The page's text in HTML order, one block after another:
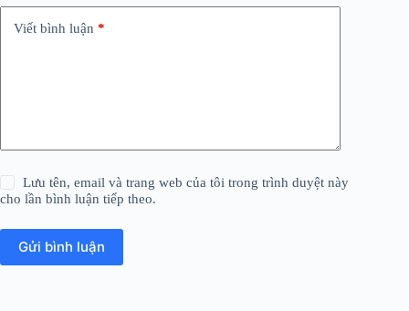
Viết bình luận *
Lưu tên, email và trang web của tôi trong trình duyệt này
cho lần bình luận tiếp theo.
Gửi bình luận